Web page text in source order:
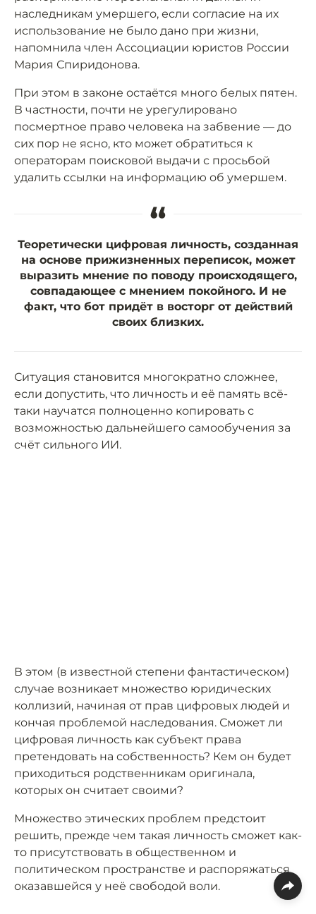
наследникам умершего, если согласие на их
использование не было дано при жизни,
напомнила член Ассоциации юристов России
Мария Спиридонова.
При этом в законе остаётся много белых пятен.
В частности, почти не урегулировано
посмертное право человека на забвение — до
сих пор не ясно, кто может обратиться к
операторам поисковой выдачи с просьбой
удалить ссылки на информацию об умершем.
“
Теоретически цифровая личность, созданная
на основе прижизненных переписок, может
выразить мнение по поводу происходящего,
совпадающее с мнением покойного. И не
факт, что бот придёт в восторг от действий
своих близких.
Ситуация становится многократно сложнее,
если допустить, что личность и её память всё-
таки научатся полноценно копировать с
возможностью дальнейшего самообучения за
счёт сильного ИИ.
В этом (в известной степени фантастическом)
случае возникает множество юридических
коллизий, начиная от прав цифровых людей и
кончая проблемой наследования. Сможет ли
цифровая личность как субъект права
претендовать на собственность? Кем он будет
приходиться родственникам оригинала,
которых он считает своими?
Множество этических проблем предстоит
решить, прежде чем такая личность сможет как-
то присутствовать в общественном и
политическом пространстве и распоряжаться
оказавшейся у неё свободой воли.